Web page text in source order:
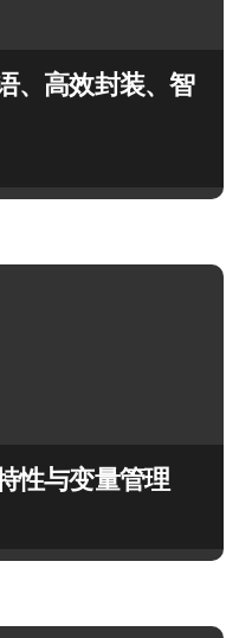
、高效封装、智
性与变量管理